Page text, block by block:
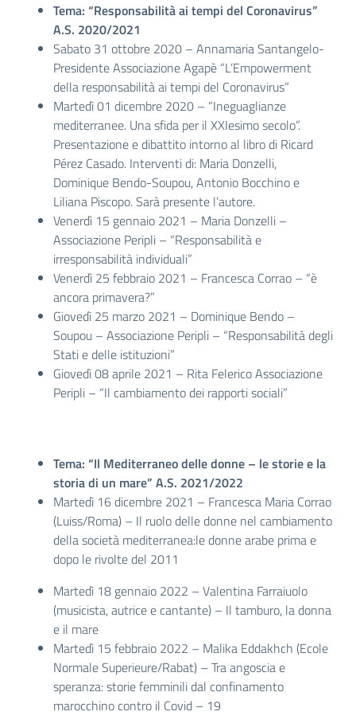
Tema: “Responsabilità ai tempi del Coronavirus”
A.S. 2020/2021
Sabato 31 ottobre 2020 – Annamaria Santangelo-
Presidente Associazione Agapè “L’Empowerment
della responsabilità ai tempi del Coronavirus”
Martedì 01 dicembre 2020 – “Ineguaglianze
mediterranee. Una sfida per il XXIesimo secolo”.
Presentazione e dibattito intorno al libro di Ricard
Pérez Casado. Interventi di: Maria Donzelli,
Dominique Bendo-Soupou, Antonio Bocchino e
Liliana Piscopo. Sarà presente l’autore.
Venerdì 15 gennaio 2021 – Maria Donzelli –
Associazione Peripli – “Responsabilità e
irresponsabilità individuali”
Venerdì 25 febbraio 2021 – Francesca Corrao – “è
ancora primavera?”
Giovedì 25 marzo 2021 – Dominique Bendo –
Soupou – Associazione Peripli – “Responsabilità degli
Stati e delle istituzioni”
Giovedì 08 aprile 2021 – Rita Felerico Associazione
Peripli – “Il cambiamento dei rapporti sociali”
Tema: “Il Mediterraneo delle donne – le storie e la
storia di un mare” A.S. 2021/2022
Martedì 16 dicembre 2021 – Francesca Maria Corrao
(Luiss/Roma) – Il ruolo delle donne nel cambiamento
della società mediterranea:le donne arabe prima e
dopo le rivolte del 2011
Martedì 18 gennaio 2022 – Valentina Farraiuolo
(musicista, autrice e cantante) – Il tamburo, la donna
e il mare
Martedì 15 febbraio 2022 – Malika Eddakhch (Ecole
Normale Superieure/Rabat) – Tra angoscia e
speranza: storie femminili dal confinamento
marocchino contro il Covid – 19